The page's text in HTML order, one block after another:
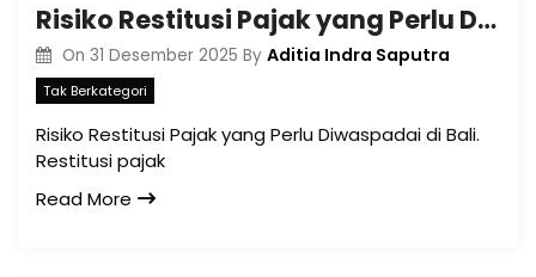
Risiko Restitusi Pajak yang Perlu Diwaspadai di Bali
On 31 Desember 2025 By Aditia Indra Saputra
Tak Berkategori
Risiko Restitusi Pajak yang Perlu Diwaspadai di Bali.
Restitusi pajak
Read More